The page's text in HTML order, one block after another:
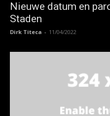
Nieuwe datum en
Staden
Dirk Titeca - 11/04/2022